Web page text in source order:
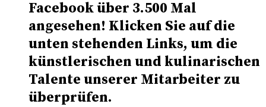
Facebook über 3.500 Mal
angesehen! Klicken Sie auf die
unten stehenden Links, um die
künstlerischen und kulinarischen
Talente unserer Mitarbeiter zu
überprüfen.